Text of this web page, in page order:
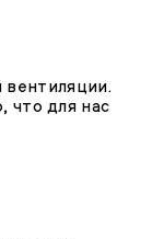
что для нас